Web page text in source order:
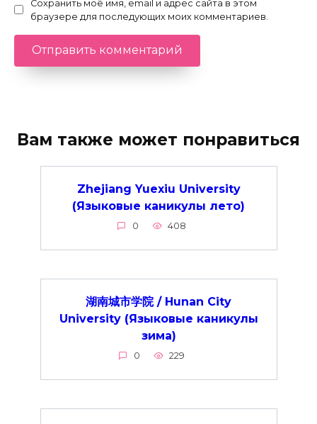
Сохранить моё имя, email и адрес сайта в этом
браузере для последующих моих комментариев.
Вам также может понравиться
Zhejiang Yuexiu University
(Языковые каникулы лето)
0 408
湖南城市学院 / Hunan City
University (Языковые каникулы
зима)
0 229